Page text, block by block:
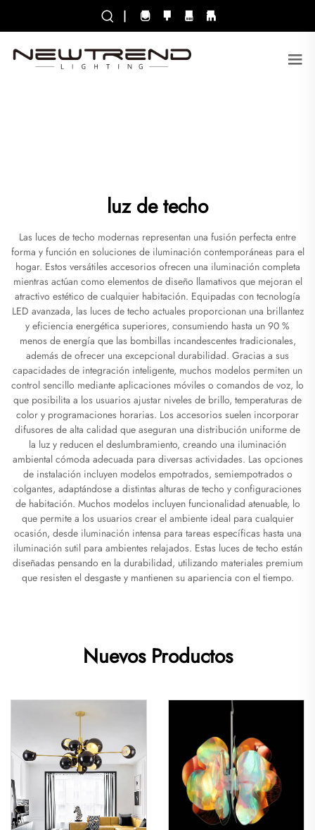
|
luz de techo
Las luces de techo modernas representan una fusión perfecta entre
forma y función en soluciones de iluminación contemporáneas para el
hogar. Estos versátiles accesorios ofrecen una iluminación completa
mientras actúan como elementos de diseño llamativos que mejoran el
atractivo estético de cualquier habitación. Equipadas con tecnología
LED avanzada, las luces de techo actuales proporcionan una brillantez
y eficiencia energética superiores, consumiendo hasta un 90 %
menos de energía que las bombillas incandescentes tradicionales,
además de ofrecer una excepcional durabilidad. Gracias a sus
capacidades de integración inteligente, muchos modelos permiten un
control sencillo mediante aplicaciones móviles o comandos de voz, lo
que posibilita a los usuarios ajustar niveles de brillo, temperaturas de
color y programaciones horarias. Los accesorios suelen incorporar
difusores de alta calidad que aseguran una distribución uniforme de
la luz y reducen el deslumbramiento, creando una iluminación
ambiental cómoda adecuada para diversas actividades. Las opciones
de instalación incluyen modelos empotrados, semiempotrados o
colgantes, adaptándose a distintas alturas de techo y configuraciones
de habitación. Muchos modelos incluyen funcionalidad atenuable, lo
que permite a los usuarios crear el ambiente ideal para cualquier
ocasión, desde iluminación intensa para tareas específicas hasta una
iluminación sutil para ambientes relajados. Estas luces de techo están
diseñadas pensando en la durabilidad, utilizando materiales premium
que resisten el desgaste y mantienen su apariencia con el tiempo.
Nuevos Productos